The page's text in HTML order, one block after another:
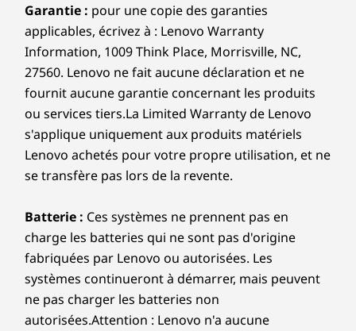
Conception flexible pour des
possibilités infinies
Besoin de plus d'espace pour croître?
Avec l'extension Flex I/O et PCIe, cet
appareil s'adapte à votre entreprise.
Profitez de la flexibilité pour ajouter du
stockage, des graphiques, des cartes
réseau et plus encore. La tour M90t 6e
génération vous permet de garder une
technologie qui évolue rapidement.
les
CONÇU POUR DURER DANS LES
En option : Lecteur de disque optique mince (ODD)
2,5 po Baie pour disque dur (ODD)Les vitesses de
transfert du port
USB sont approximatives et dépendent de nombreux
facteurs, tels que la capacité de traitement des appareils
hôtes/périphériques, les attributs des fichiers, la
configuration du système et les environnements
d'exploitation; les vitesses réelles varient et peuvent être
Connexion sans fil
WiFi 7* Intel® BE200 802.11BE (2 x 2) et Bluetooth
WiFi 6E** Intel®AX211 802.11AX (2 x 2) et Bluetooth
5.3
Garantie : pour une copie des garanties
applicables, écrivez à : Lenovo Warranty
Information, 1009 Think Place, Morrisville, NC,
27560. Lenovo ne fait aucune déclaration et ne
fournit aucune garantie concernant les produits
ou services tiers.La Limited Warranty de Lenovo
s'applique uniquement aux produits matériels
Lenovo achetés pour votre propre utilisation, et ne
se transfère pas lors de la revente.
Batterie : Ces systèmes ne prennent pas en
charge les batteries qui ne sont pas d'origine
fabriquées par Lenovo ou autorisées. Les
systèmes continueront à démarrer, mais peuvent
ne pas charger les batteries non
autorisées.Attention : Lenovo n'a aucune